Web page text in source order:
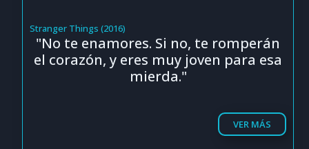
Stranger Things (2016)
"No te enamores. Si no, te romperán
el corazón, y eres muy joven para esa
mierda."
VER MÁS